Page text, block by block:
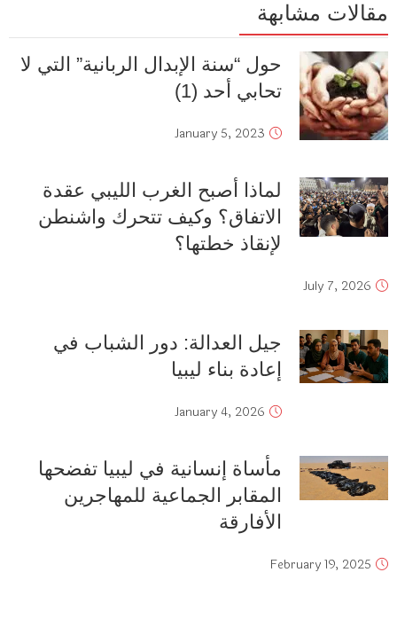
مقالات مشابهة
حول “سنة الإبدال الربانية” التي لا
تحابي أحد (1)
January 5, 2023
لماذا أصبح الغرب الليبي عقدة
الاتفاق؟ وكيف تتحرك واشنطن
لإنقاذ خطتها؟
July 7, 2026
جيل العدالة: دور الشباب في
إعادة بناء ليبيا
January 4, 2026
مأساة إنسانية في ليبيا تفضحها
المقابر الجماعية للمهاجرين
الأفارقة
February 19, 2025